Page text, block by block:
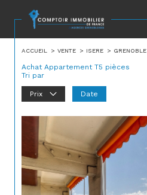
ACCUEIL VENTE ISERE GRENOBLE
Achat Appartement T5 pièces
Tri par
Prix Date